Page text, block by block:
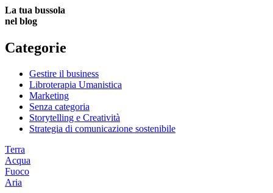
La tua bussola
nel blog
Categorie
Gestire il business
Libroterapia Umanistica
Marketing
Senza categoria
Storytelling e Creatività
Strategia di comunicazione sostenibile
Terra
Acqua
Fuoco
Aria